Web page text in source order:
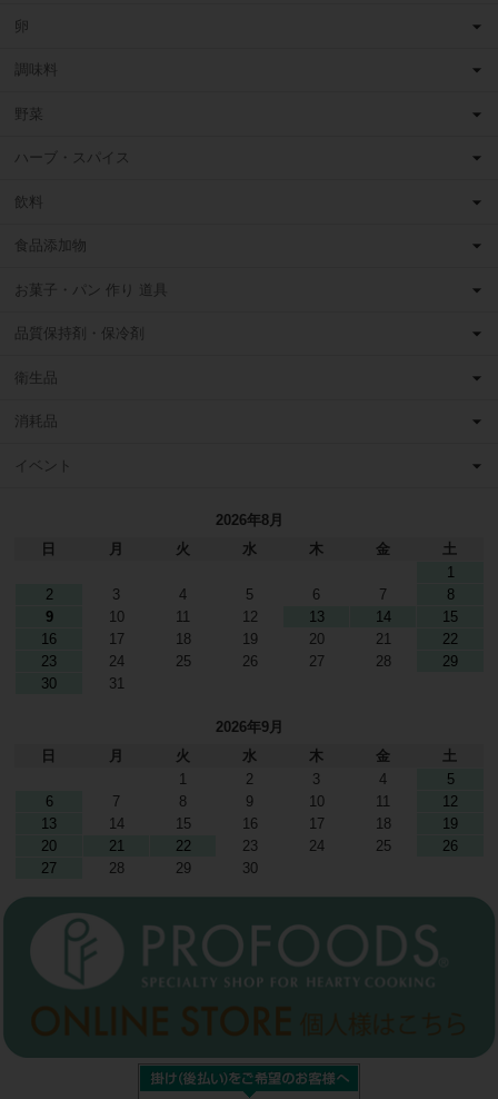
卵
調味料
野菜
ハーブ・スパイス
飲料
食品添加物
お菓子・パン 作り 道具
品質保持剤・保冷剤
衛生品
消耗品
イベント
2026年8月
日
月 火 水 木 金
土
1
2
3 4 5 6 7
8
9
10 11 12 13 14
15
16
17 18 19 20 21
22
23
24 25 26 27 28
29
30
31
2026年9月
日
月 火 水 木 金
土
1
2 3 4
5
6
7 8 9 10 11
12
13
14 15 16 17 18
19
20
21 22 23 24 25
26
27
28 29 30